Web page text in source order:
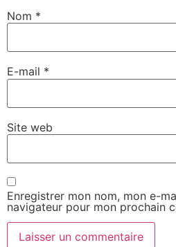
Nom *
E-mail *
Site web
Enregistrer mon nom, mon e-
navigateur pour mon prochain